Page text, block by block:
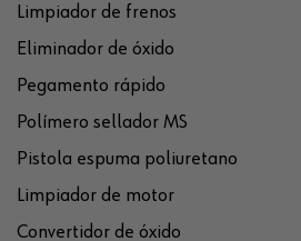
Limpiador de frenos
Eliminador de óxido
Pegamento rápido
Polímero sellador MS
Pistola espuma poliuretano
Limpiador de motor
Convertidor de óxido